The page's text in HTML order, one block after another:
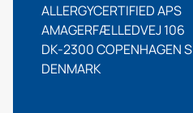
ALLERGYCERTIFIED APS
AMAGERFÆLLEDVEJ 106
DK-2300 COPENHAGEN S
DENMARK